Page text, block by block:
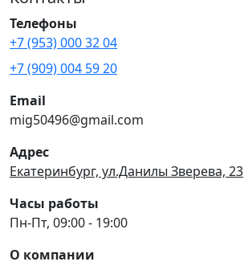
Телефоны
+7 (953) 000 32 04
+7 (909) 004 59 20
Email
mig50496@gmail.com
Адрес
Екатеринбург, ул.Данилы Зверева, 23
Часы работы
Пн-Пт, 09:00 - 19:00
О компании